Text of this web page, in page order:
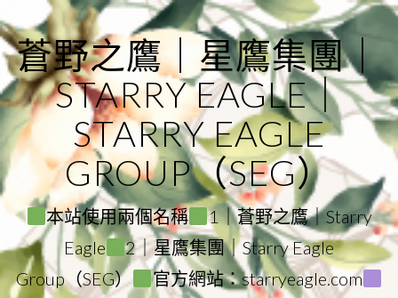
to
content
蒼野之鷹｜星鷹集團｜
STARRY EAGLE｜
STARRY EAGLE
GROUP（SEG）
本站使用兩個名稱
1｜蒼野之鷹｜Starry
Eagle
2｜星鷹集團｜Starry Eagle
Group（SEG）
官方網站：starryeagle.com